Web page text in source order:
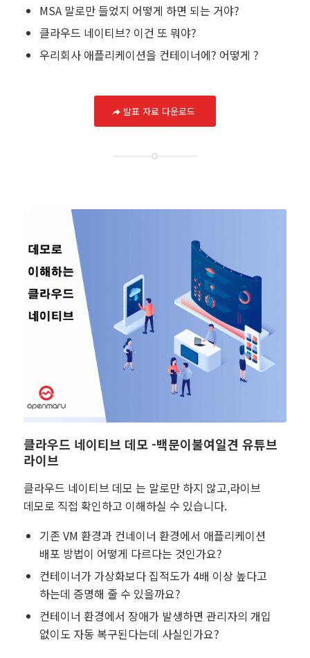
MSA 말로만 들었지 어떻게 하면 되는 거야?
클라우드 네이티브? 이건 또 뭐야?
우리회사 애플리케이션을 컨테이너에? 어떻게 ?
발표 자료 다운로드
클라우드 네이티브 데모 -백문이불여일견 유튜브
라이브
클라우드 네이티브 데모 는 말로만 하지 않고,라이브
데모로 직접 확인하고 이해하실 수 있습니다.
기존 VM 환경과 컨네이너 환경에서 애플리케이션
배포 방법이 어떻게 다르다는 것인가요?
컨테이너가 가상화보다 집적도가 4배 이상 높다고
하는데 증명해 줄 수 있을까요?
컨테이너 환경에서 장애가 발생하면 관리자의 개입
없이도 자동 복구된다는데 사실인가요?